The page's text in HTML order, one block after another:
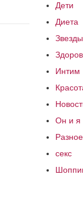
Дети
Диета
Звезды
Интим
Он и я
Разное
секс